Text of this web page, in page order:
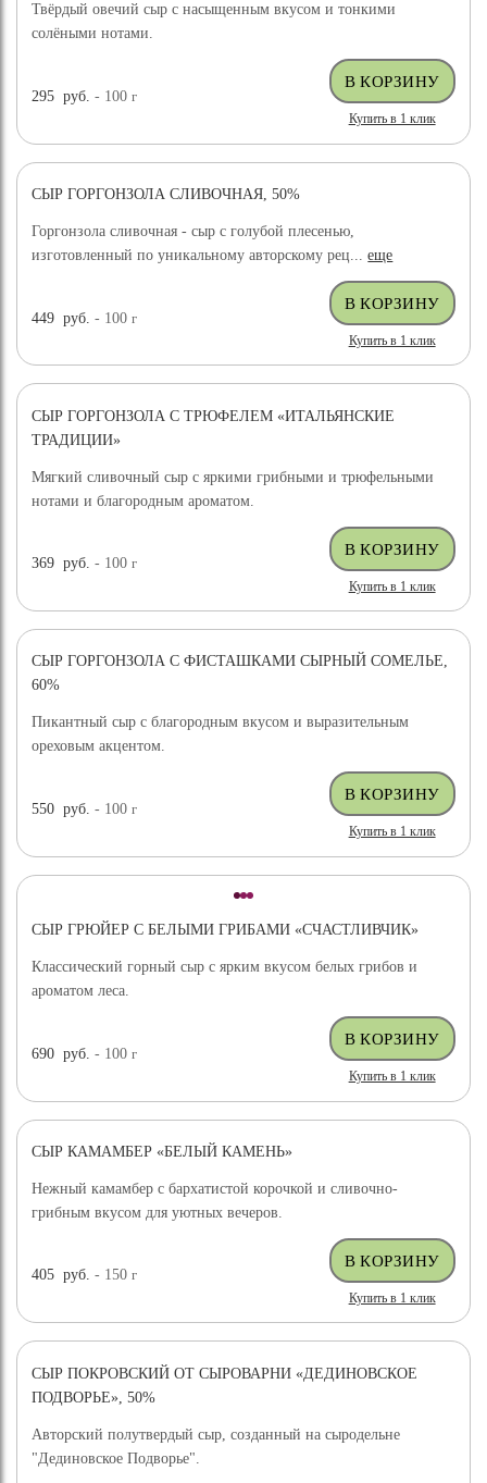
Твёрдый овечий сыр с насыщенным вкусом и тонкими
солёными нотами.
295 руб. - 100г
Купить в 1 клик
СЫР ГОРГОНЗОЛА СЛИВОЧНАЯ, 50%
Горгонзола сливочная - сыр с голубой плесенью,
изготовленный по уникальному авторскому рец...еще
449 руб. - 100г
Купить в 1 клик
СЫР ГОРГОНЗОЛА С ТРЮФЕЛЕМ «ИТАЛЬЯНСКИЕ
ТРАДИЦИИ»
Мягкий сливочный сыр с яркими грибными и трюфельными
нотами и благородным ароматом.
369 руб. - 100г
Купить в 1 клик
НОВИНКА
СЫР ГОРГОНЗОЛА С ФИСТАШКАМИ СЫРНЫЙ СОМЕЛЬЕ,
60%
Пикантный сыр с благородным вкусом и выразительным
ореховым акцентом.
550 руб. - 100г
Купить в 1 клик
СЫР ГРЮЙЕР С БЕЛЫМИ ГРИБАМИ «СЧАСТЛИВЧИК»
Классический горный сыр с ярким вкусом белых грибов и
ароматом леса.
690 руб. - 100г
Купить в 1 клик
СЫР КАМАМБЕР «БЕЛЫЙ КАМЕНЬ»
Нежный камамбер с бархатистой корочкой и сливочно-
грибным вкусом для уютных вечеров.
405 руб. - 150г
Купить в 1 клик
СЫР ПОКРОВСКИЙ ОТ СЫРОВАРНИ «ДЕДИНОВСКОЕ
ПОДВОРЬЕ», 50%
Авторский полутвердый сыр, созданный на сыродельне
"Дединовское Подворье".